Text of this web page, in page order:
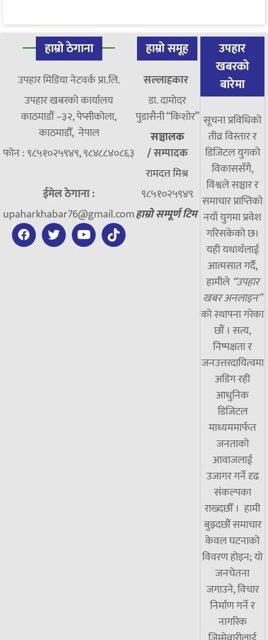
हाम्रो ठेगाना
उपहार मिडिया नेटवर्क प्रा.लि.
उपहार खबरको कार्यालय
काठमाडौं –३२, पेप्सीकोला,
काठमाडौँ, नेपाल
फोन : ९८५१०२५९४९, ९८४८८४०८६३
ईमेल ठेगाना :
upaharkhabar76@gmail.com
हाम्रो समूह
सल्लाहकार
डा. दामाेदर
पुडासैनी “किशाेर”
सञ्चालक
/सम्पादक
रामदत्त मिश्र
९८५१०२५९४९
हाम्रो सम्पूर्ण टिम
उपहार
खबरको
बारेमा
सूचना प्रविधिको
तीव्र विस्तार र
डिजिटल युगको
विकाससँगै,
विश्वले सञ्चार र
समाचार प्राप्तिको
नयाँ युगमा प्रवेश
गरिसकेको छ।
यही यथार्थलाई
आत्मसात गर्दै,
हामीले “उपहार
खबर अनलाइन”
को स्थापना गरेका
छौं । सत्य,
निष्पक्षता र
जनउत्तरदायित्वमा
अडिग रही
आधुनिक
डिजिटल
माध्यममार्फत
जनताको
आवाजलाई
उजागर गर्ने दृढ
संकल्पका
राख्दछौँ । हामी
बुझ्दछौं समाचार
केवल घटनाको
विवरण होइन; यो
जनचेतना
जगाउने, विचार
निर्माण गर्ने र
नागरिक